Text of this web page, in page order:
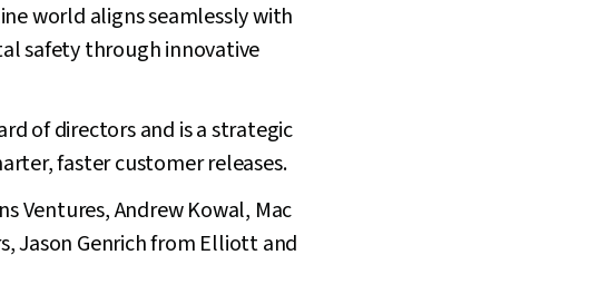
world aligns seamlessly with
safety through innovative
of directors and is a strategic
faster customer releases.
Ventures, Andrew Kowal, Mac
Jason Genrich from Elliott and